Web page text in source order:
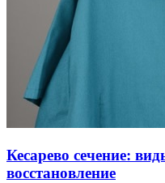
Кесарево сечение:
восстановление